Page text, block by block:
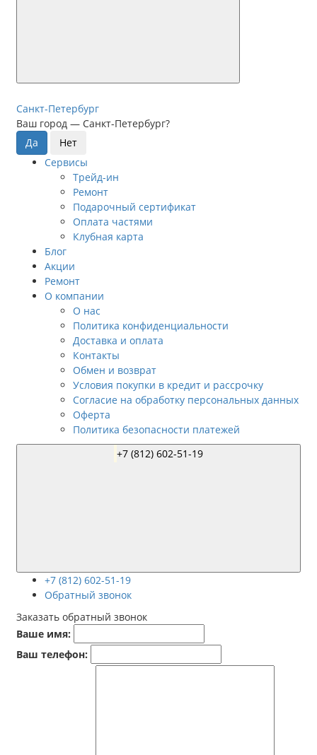
Санкт-Петербург
Ваш город — Санкт-Петербург?
Сервисы
Трейд-ин
Ремонт
Подарочный сертификат
Оплата частями
Клубная карта
Блог
Акции
Ремонт
О компании
О нас
Политика конфиденциальности
Доставка и оплата
Контакты
Обмен и возврат
Условия покупки в кредит и рассрочку
Согласие на обработку персональных данных
Оферта
Политика безопасности платежей
+7 (812) 602-51-19
Обратный звонок
Заказать обратный звонок
Ваше имя:
Ваш телефон: